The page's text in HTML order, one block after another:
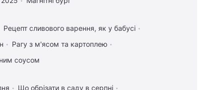
Рецепт сливового варення, як у бабусі
Рагу з м'ясом та картоплею
соусом
Що обрізати в саду в серпні